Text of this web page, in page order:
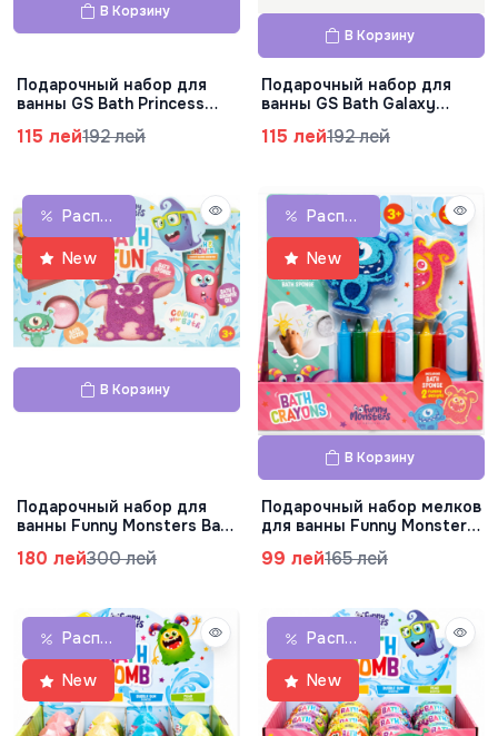
В Корзину
Подарочный набор для
ванны GS Bath Princess
115 лей192 лей
В Корзину
Подарочный набор для
ванны GS Bath Galaxy
115 лей192 лей
Распродажа
New
В Корзину
Подарочный набор для
ванны Funny Monsters Bath
180 лей300 лей
Распродажа
New
В Корзину
Подарочный набор мелков
для ванны Funny Monsters,
99 лей165 лей
Распродажа
New
Распродажа
New